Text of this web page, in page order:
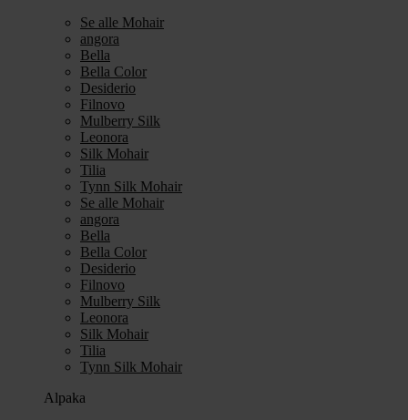
Se alle Mohair
angora
Bella
Bella Color
Desiderio
Filnovo
Mulberry Silk
Leonora
Silk Mohair
Tilia
Tynn Silk Mohair
Se alle Mohair
angora
Bella
Bella Color
Desiderio
Filnovo
Mulberry Silk
Leonora
Silk Mohair
Tilia
Tynn Silk Mohair
Alpaka